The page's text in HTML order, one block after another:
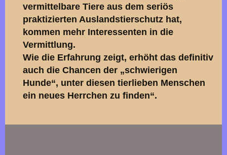
vermittelbare Tiere aus dem seriös
praktizierten Auslandstierschutz hat,
kommen mehr Interessenten in die
Vermittlung.
Wie die Erfahrung zeigt, erhöht das definitiv
auch die Chancen der „schwierigen
Hunde“, unter diesen tierlieben Menschen
ein neues Herrchen zu finden“.